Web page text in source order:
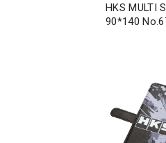
HKS MULTI
90*140